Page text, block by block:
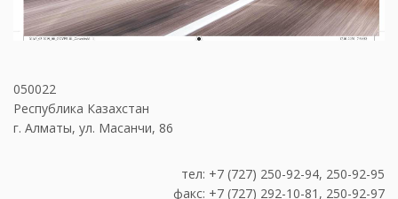
050022
Республика Казахстан
г. Алматы, ул. Масанчи, 86
тел: +7 (727) 250-92-94, 250-92-95
факс: +7 (727) 292-10-81, 250-92-97